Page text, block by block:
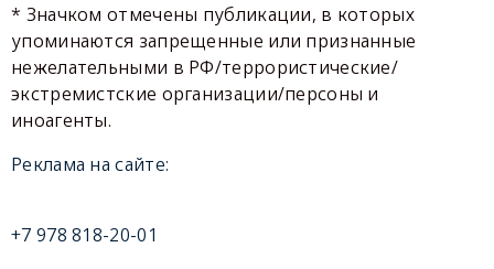
* Значком отмечены публикации, в которых
упоминаются запрещенные или признанные
нежелательными в РФ/террористические/
экстремистские организации/персоны и
иноагенты.
Реклама на сайте:
+7 978 818-20-01